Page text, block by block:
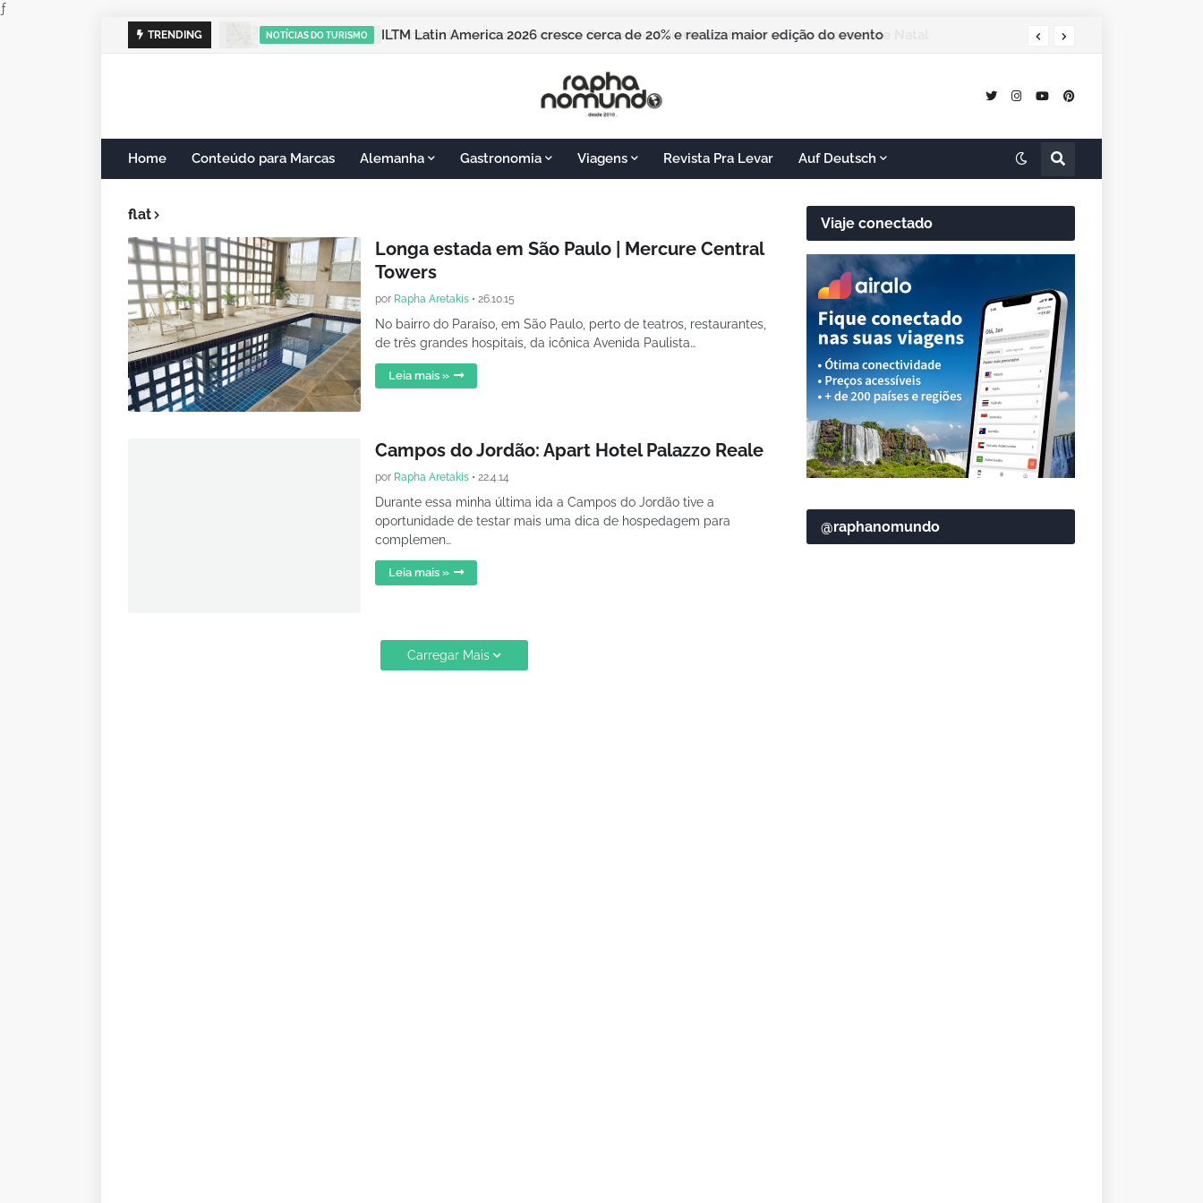
ƒ
TRENDING NOTÍCIAS DO TURISMO ILTM Latin America 2026 cresce cerca de 20% e realiza maior edição do evento
Home Conteúdo para Marcas Alemanha Gastronomia Viagens Revista Pra Levar Auf Deutsch
flat
Longa estada em São Paulo | Mercure Central
Towers
por Rapha Aretakis • 26.10.15
No bairro do Paraíso, em São Paulo, perto de teatros, restaurantes,
de três grandes hospitais, da icônica Avenida Paulista…
Leia mais »
Campos do Jordão: Apart Hotel Palazzo Reale
por Rapha Aretakis • 22.4.14
Durante essa minha última ida a Campos do Jordão tive a
oportunidade de testar mais uma dica de hospedagem para
complemen…
Leia mais »
Carregar Mais
Viaje conectado
@raphanomundo